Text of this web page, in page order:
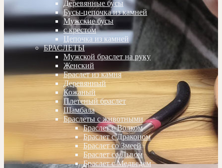
Деревянные бусы
Бусы-цепочка из камней
Мужские бусы
с крестом
Цепочка из камней
БРАСЛЕТЫ
Мужской браслет на руку
Женский
Браслет из камня
Деревянный
Кожаный
Плетеный браслет
Шамбала
Браслеты с животными
Браслет с Волком
Браслет с Драконом
Браслет со Змеей
Браслет со Львом
Браслет с Медведем